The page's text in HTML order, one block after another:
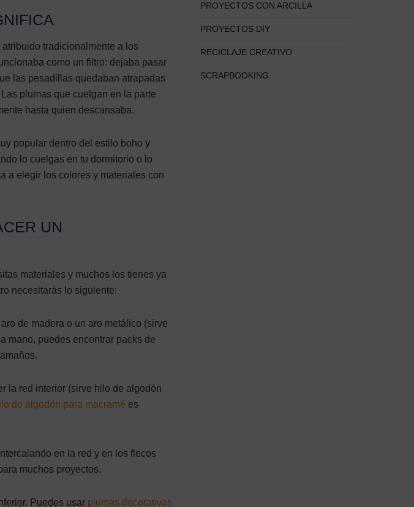
tradicionalmente a los
como un filtro: dejaba pasar
las pesadillas quedaban atrapadas
plumas que cuelgan en la parte
hasta quien descansaba.
popular dentro del estilo boho y
lo cuelgas en tu dormitorio o lo
a elegir los colores y materiales con
UN
materiales y muchos los tienes ya
necesitarás lo siguiente:
de madera o un aro metálico (sirve
mano, puedes encontrar packs de
la red interior (sirve hilo de algodón
de algodón para macramé es
en la red y en los flecos
muchos proyectos.
Puedes usar plumas decorativas
PROYECTOS CON ARCILLA
PROYECTOS DIY
RECICLAJE CREATIVO
SCRAPBOOKING